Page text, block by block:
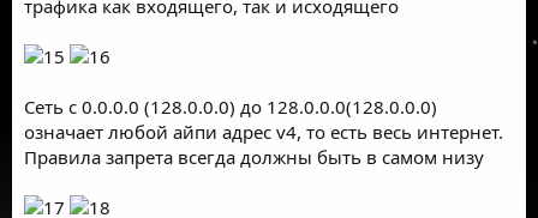
трафика как входящего, так и исходящего
Сеть с 0.0.0.0 (128.0.0.0) до 128.0.0.0(128.0.0.0)
означает любой айпи адрес v4, то есть весь интернет.
Правила запрета всегда должны быть в самом низу